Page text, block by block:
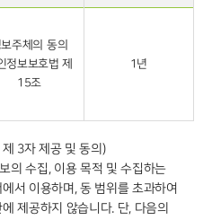
보주체의 동의
정보보호법 제
15조
1년
3자 제공 및 동의)
의 수집, 이용 목적 및 수집하는
서 이용하며, 동 범위를 초과하여
제공하지 않습니다. 단, 다음의